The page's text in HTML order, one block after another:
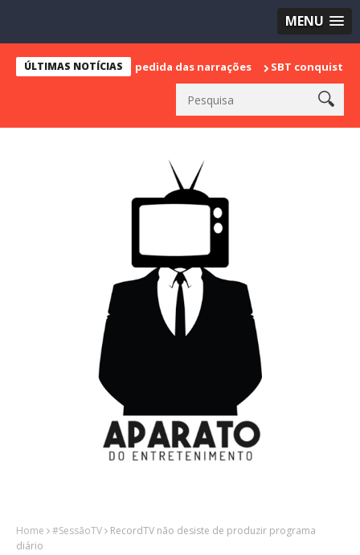
MENU
ÚLTIMAS NOTÍCIAS
sua despedida das narrações SBT conquista a vice
Home #SessãoTV
RecordTV não desiste de produzir programa
diário